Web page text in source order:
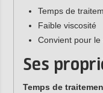
Temps de
Faible viscosité
Convient pour
Ses
Temps de